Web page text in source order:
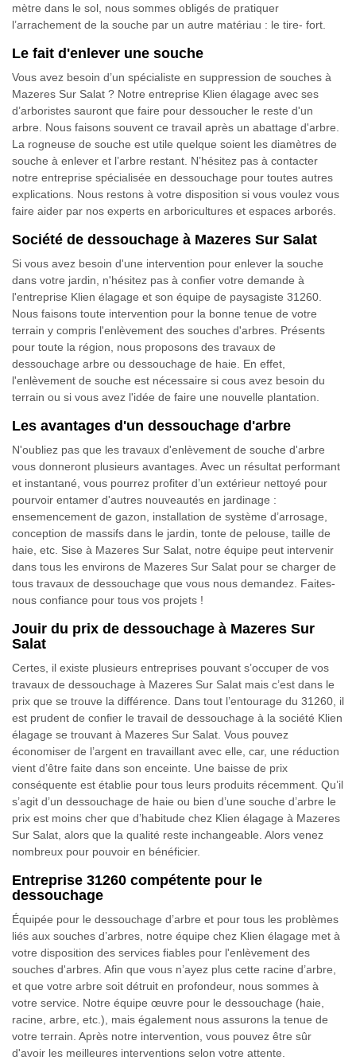
mètre dans le sol, nous sommes obligés de pratiquer
l’arrachement de la souche par un autre matériau : le tire- fort.
Le fait d'enlever une souche
Vous avez besoin d’un spécialiste en suppression de souches à
Mazeres Sur Salat ? Notre entreprise Klien élagage avec ses
d’arboristes sauront que faire pour dessoucher le reste d'un
arbre. Nous faisons souvent ce travail après un abattage d'arbre.
La rogneuse de souche est utile quelque soient les diamètres de
souche à enlever et l’arbre restant. N’hésitez pas à contacter
notre entreprise spécialisée en dessouchage pour toutes autres
explications. Nous restons à votre disposition si vous voulez vous
faire aider par nos experts en arboricultures et espaces arborés.
Société de dessouchage à Mazeres Sur Salat
Si vous avez besoin d'une intervention pour enlever la souche
dans votre jardin, n'hésitez pas à confier votre demande à
l'entreprise Klien élagage et son équipe de paysagiste 31260.
Nous faisons toute intervention pour la bonne tenue de votre
terrain y compris l'enlèvement des souches d'arbres. Présents
pour toute la région, nous proposons des travaux de
dessouchage arbre ou dessouchage de haie. En effet,
l'enlèvement de souche est nécessaire si cous avez besoin du
terrain ou si vous avez l'idée de faire une nouvelle plantation.
Les avantages d'un dessouchage d'arbre
N'oubliez pas que les travaux d'enlèvement de souche d'arbre
vous donneront plusieurs avantages. Avec un résultat performant
et instantané, vous pourrez profiter d’un extérieur nettoyé pour
pourvoir entamer d'autres nouveautés en jardinage :
ensemencement de gazon, installation de système d’arrosage,
conception de massifs dans le jardin, tonte de pelouse, taille de
haie, etc. Sise à Mazeres Sur Salat, notre équipe peut intervenir
dans tous les environs de Mazeres Sur Salat pour se charger de
tous travaux de dessouchage que vous nous demandez. Faites-
nous confiance pour tous vos projets !
Jouir du prix de dessouchage à Mazeres Sur
Salat
Certes, il existe plusieurs entreprises pouvant s’occuper de vos
travaux de dessouchage à Mazeres Sur Salat mais c’est dans le
prix que se trouve la différence. Dans tout l’entourage du 31260, il
est prudent de confier le travail de dessouchage à la société Klien
élagage se trouvant à Mazeres Sur Salat. Vous pouvez
économiser de l’argent en travaillant avec elle, car, une réduction
vient d’être faite dans son enceinte. Une baisse de prix
conséquente est établie pour tous leurs produits récemment. Qu’il
s’agit d’un dessouchage de haie ou bien d’une souche d’arbre le
prix est moins cher que d’habitude chez Klien élagage à Mazeres
Sur Salat, alors que la qualité reste inchangeable. Alors venez
nombreux pour pouvoir en bénéficier.
Entreprise 31260 compétente pour le
dessouchage
Équipée pour le dessouchage d’arbre et pour tous les problèmes
liés aux souches d’arbres, notre équipe chez Klien élagage met à
votre disposition des services fiables pour l'enlèvement des
souches d'arbres. Afin que vous n’ayez plus cette racine d’arbre,
et que votre arbre soit détruit en profondeur, nous sommes à
votre service. Notre équipe œuvre pour le dessouchage (haie,
racine, arbre, etc.), mais également nous assurons la tenue de
votre terrain. Après notre intervention, vous pouvez être sûr
d'avoir les meilleures interventions selon votre attente.